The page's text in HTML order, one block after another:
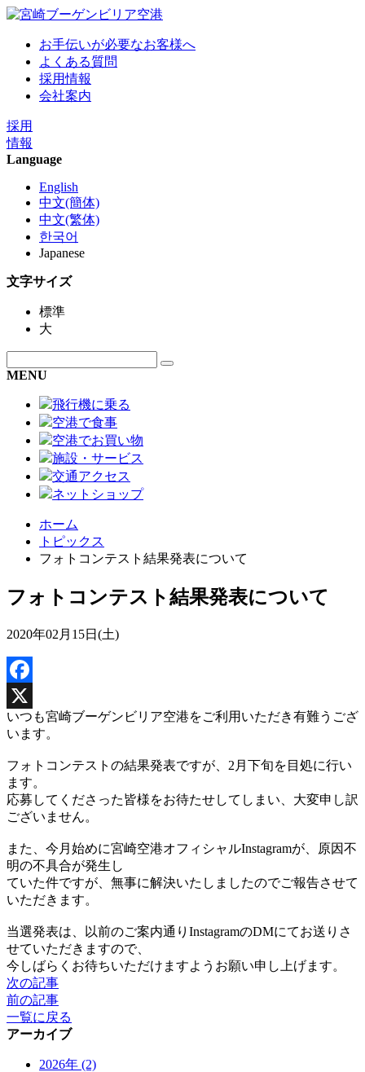
お手伝いが必要なお客様へ
よくある質問
採用情報
会社案内
採用
情報
Language
English
中文(簡体)
中文(繁体)
한국어
Japanese
文字サイズ
標準
大
MENU
飛行機に乗る
空港で食事
空港でお買い物
施設・サービス
交通アクセス
ネットショップ
ホーム
トピックス
フォトコンテスト結果発表について
フォトコンテスト結果発表について
2020年02月15日(土)
Facebook
X
いつも宮崎ブーゲンビリア空港をご利用いただき有難うござ
います。
フォトコンテストの結果発表ですが、2月下旬を目処に行い
ます。
応募してくださった皆様をお待たせしてしまい、大変申し訳
ございません。
また、今月始めに宮崎空港オフィシャルInstagramが、原因不
明の不具合が発生し
ていた件ですが、無事に解決いたしましたのでご報告させて
いただきます。
当選発表は、以前のご案内通りInstagramのDMにてお送りさ
せていただきますので、
今しばらくお待ちいただけますようお願い申し上げます。
次の記事
前の記事
一覧に戻る
アーカイブ
2026年 (2)